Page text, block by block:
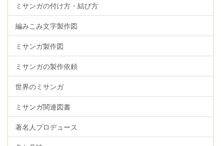
ミサンガの付け方・結び方
編みこみ文字製作図
ミサンガ製作図
ミサンガの製作依頼
世界のミサンガ
ミサンガ関連図書
著名人プロデュース